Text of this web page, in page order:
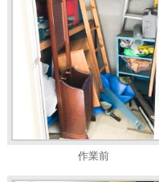
作業前